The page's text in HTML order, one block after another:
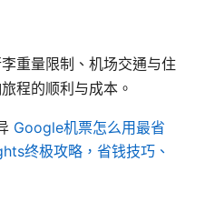
重量限制、机场交通与住
程的顺利与成本。
Google机票怎么用最省
终极攻略，省钱技巧、